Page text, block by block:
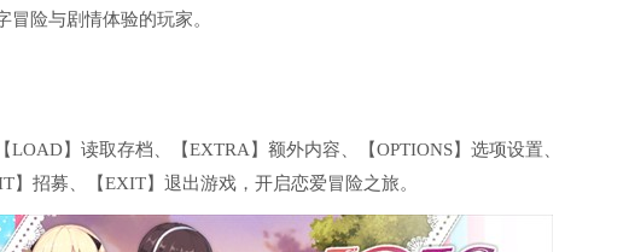
险与剧情体验的玩家。
LOAD】读取存档、【EXTRA】额外内容、【OPTIONS】选项设置、
】招募、【EXIT】退出游戏，开启恋爱冒险之旅。